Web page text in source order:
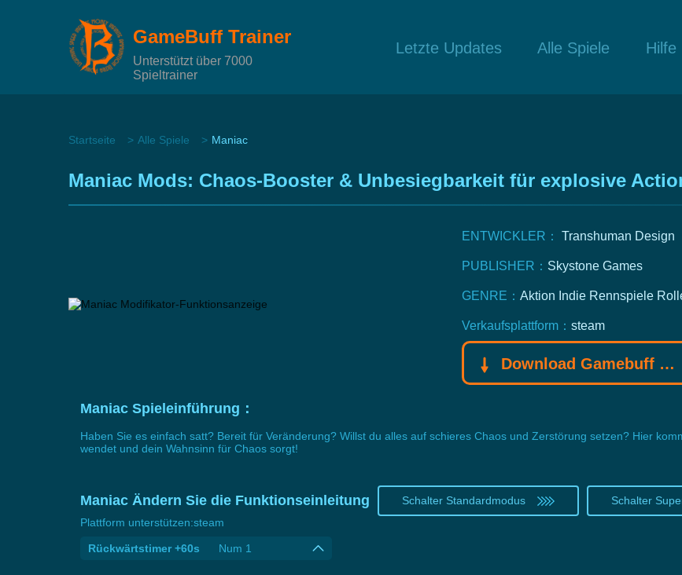
GameBuff Trainer
Unterstützt über 7000
Spieltrainer
Letzte Updates Alle Spiele Hilfe
Startseite Alle Spiele Maniac
Maniac Mods: Chaos-Booster & Unbesiegbarkeit für explosive
ENTWICKLER： Transhuman Design
PUBLISHER： Skystone Games
GENRE： Aktion Indie Rennspiele
Verkaufsplattform： steam
Download Gamebuff Trainer
Maniac Spieleinführung：
Haben Sie es einfach satt? Bereit für Veränderung? Willst du alles auf schieres Chaos und Zerstörung setzen? Hier
wendet und dein Wahnsinn für Chaos sorgt!
Maniac Ändern Sie die Funktionseinleitung Schalter Standardmodus
Schalter
Plattform unterstützen:steam
Rückwärtstimer +60s Num 1